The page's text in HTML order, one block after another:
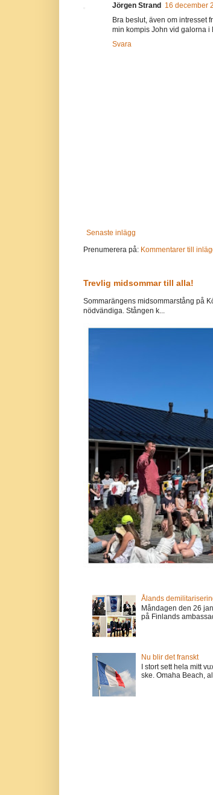
Jörgen Strand 16 december
Bra beslut, även om intresset
min kompis John vid galorna i
Svara
Senaste inlägg
Prenumerera på: Kommentarer till
Trevlig midsommar till alla!
Sommarängens midsommarstång på
nödvändiga. Stången k...
Ålands
Måndagen den 26
på Finlands
Nu blir det franskt
I stort sett hela mitt
ske. Omaha Beach,